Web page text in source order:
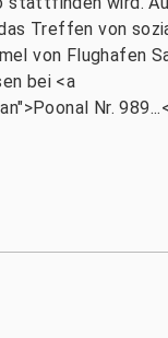
Treffen von
von Flughafen
bei <a
Nr.